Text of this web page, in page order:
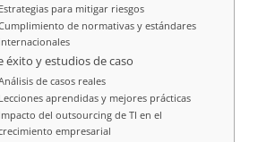
Estrategias para mitigar riesgos
de normativas y estándares
internacionales
éxito y estudios de caso
de casos reales
Lecciones aprendidas y mejores prácticas
Impacto del outsourcing de TI en el
empresarial